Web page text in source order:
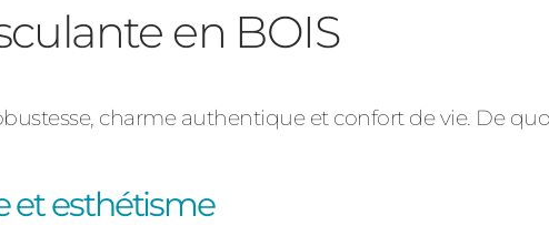
en BOIS
charme authentique et confort de vie. De
et esthétisme